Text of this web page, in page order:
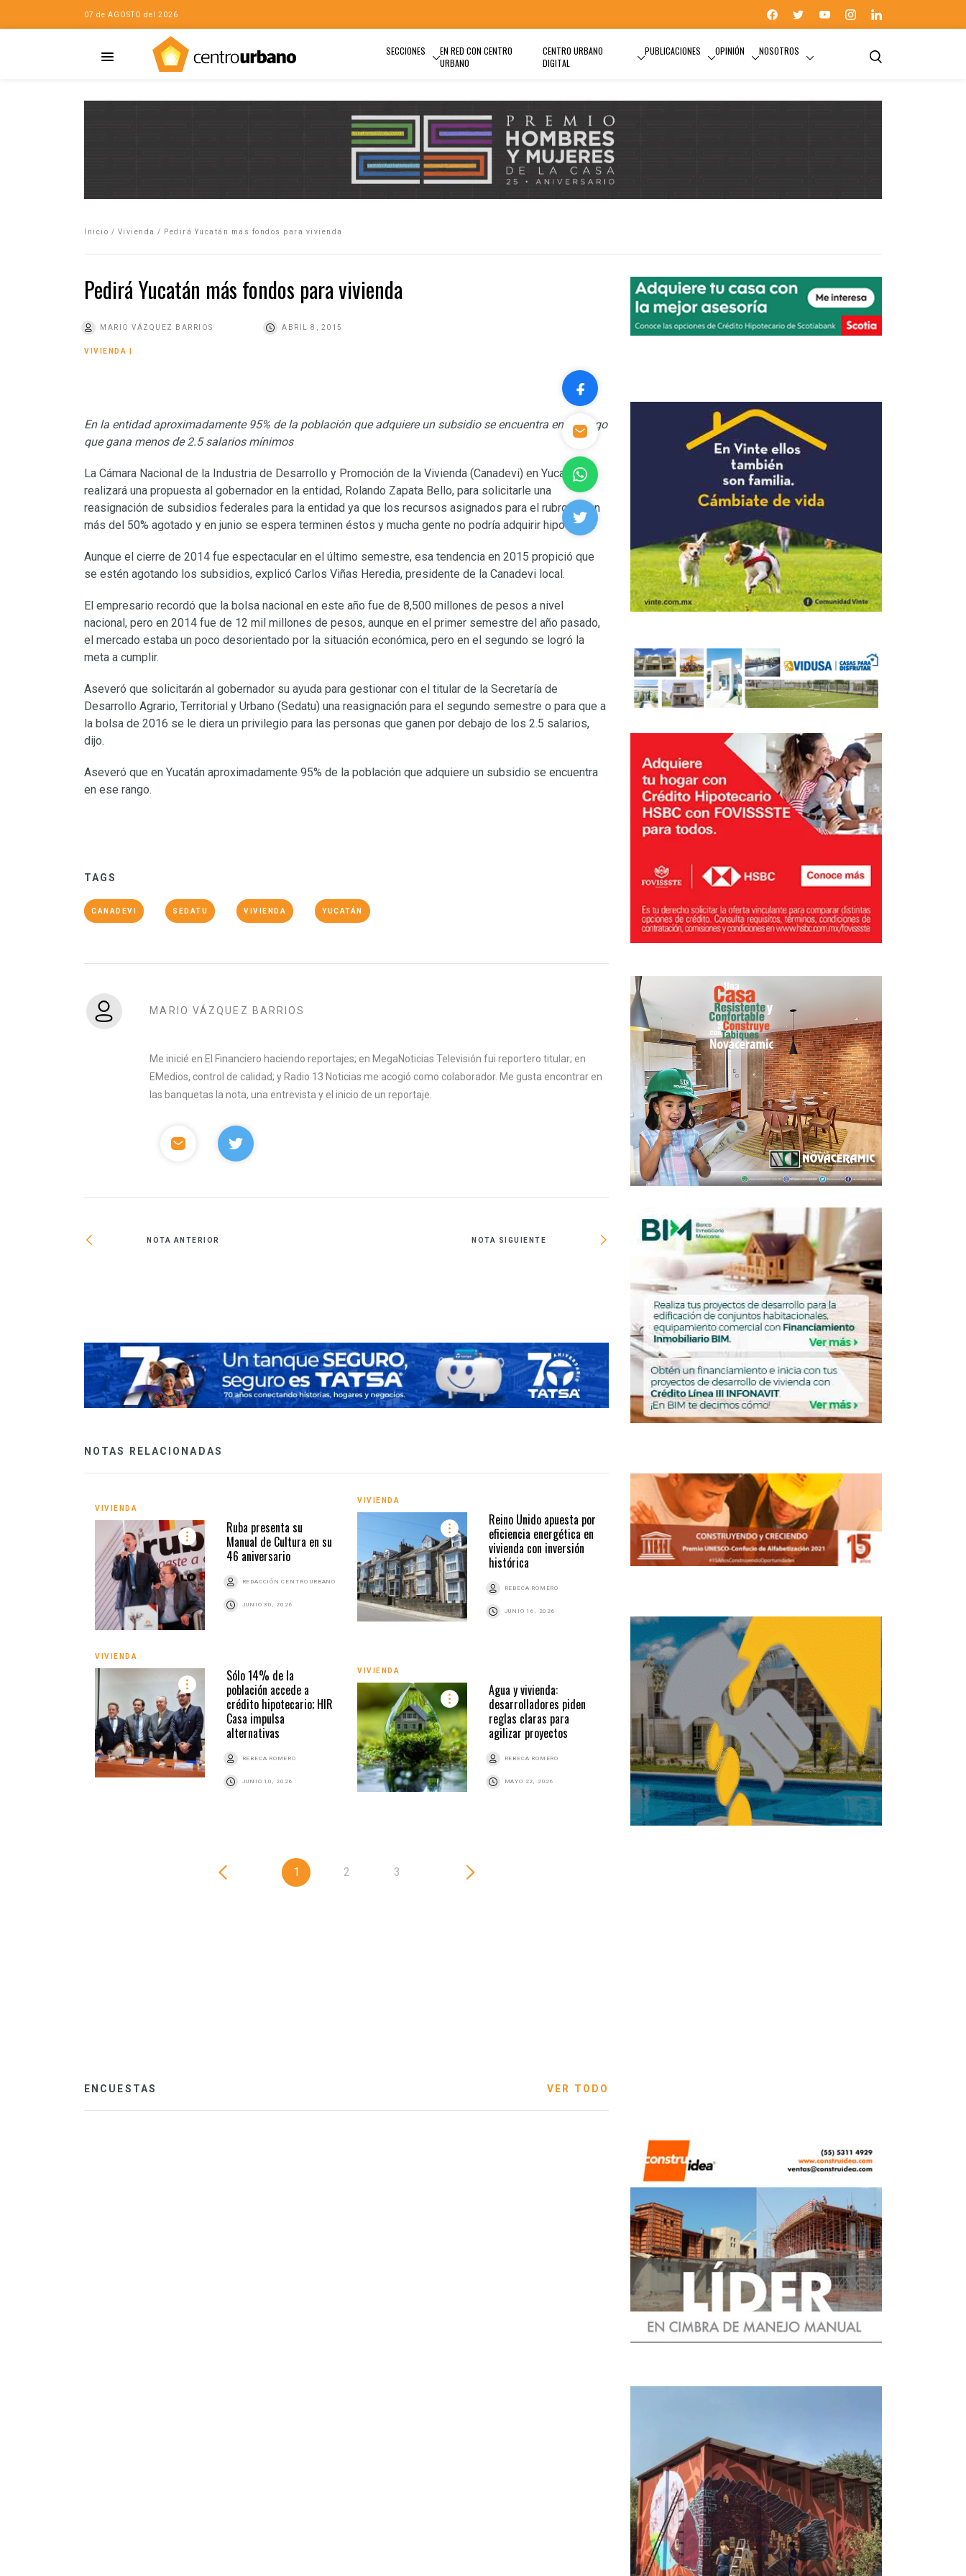
07 de AGOSTO del 2026
SECCIONES
EN RED CON CENTRO
URBANO
CENTRO URBANO
DIGITAL
PUBLICACIONES OPINIÓN NOSOTROS
Inicio / Vivienda / Pedirá Yucatán más fondos para vivienda
Pedirá Yucatán más fondos para vivienda
MARIO VÁZQUEZ BARRIOS ABRIL 8, 2015
VIVIENDA
En la entidad aproximadamente 95% de la población que adquiere un subsidio se encuentra en el rango
que gana menos de 2.5 salarios mínimos
La Cámara Nacional de la Industria de Desarrollo y Promoción de la Vivienda (Canadevi) en Yucatán,
realizará una propuesta al gobernador en la entidad, Rolando Zapata Bello, para solicitarle una
reasignación de subsidios federales para la entidad ya que los recursos asignados para el rubro llevan
más del 50% agotado y en junio se espera terminen éstos y mucha gente no podría adquirir hipotecas.
Aunque el cierre de 2014 fue espectacular en el último semestre, esa tendencia en 2015 propició que
se estén agotando los subsidios, explicó Carlos Viñas Heredia, presidente de la Canadevi local.
El empresario recordó que la bolsa nacional en este año fue de 8,500 millones de pesos a nivel
nacional, pero en 2014 fue de 12 mil millones de pesos, aunque en el primer semestre del año pasado,
el mercado estaba un poco desorientado por la situación económica, pero en el segundo se logró la
meta a cumplir.
Aseveró que solicitarán al gobernador su ayuda para gestionar con el titular de la Secretaría de
Desarrollo Agrario, Territorial y Urbano (Sedatu) una reasignación para el segundo semestre o para que a
la bolsa de 2016 se le diera un privilegio para las personas que ganen por debajo de los 2.5 salarios,
dijo.
Aseveró que en Yucatán aproximadamente 95% de la población que adquiere un subsidio se encuentra
en ese rango.
TAGS
CANADEVI SEDATU VIVIENDA YUCATÁN
MARIO VÁZQUEZ BARRIOS
Me inicié en El Financiero haciendo reportajes; en MegaNoticias Televisión fui reportero titular; en
EMedios, control de calidad; y Radio 13 Noticias me acogió como colaborador. Me gusta encontrar en
las banquetas la nota, una entrevista y el inicio de un reportaje.
NOTA ANTERIOR NOTA SIGUIENTE
Fovissste aumenta bolsa para créditos en
Chiapas
NOTAS RELACIONADAS
VIVIENDA
Ruba presenta su
Manual de Cultura en su
46 aniversario
REDACCIÓN CENTRO URBANO
JUNIO 30, 2026
VIVIENDA
Reino Unido apuesta por
eficiencia energética en
vivienda con inversión
histórica
REBECA ROMERO
JUNIO 16, 2026
VIVIENDA
Sólo 14% de la
población accede a
crédito hipotecario; HIR
Casa impulsa
alternativas
REBECA ROMERO
JUNIO 10, 2026
VIVIENDA
Agua y vivienda:
desarrolladores piden
reglas claras para
agilizar proyectos
REBECA ROMERO
MAYO 22, 2026
VIVIENDA
Vivienda: el problema es
la oferta, no la demanda
REBECA ROMERO
VIVIENDA
Fovissste avanza en la
entrega de constancias
de finiquito
REDACCIÓN CENTRO URBANO
FEBRERO 17, 2026
1 2 3
ENCUESTAS VER TODO